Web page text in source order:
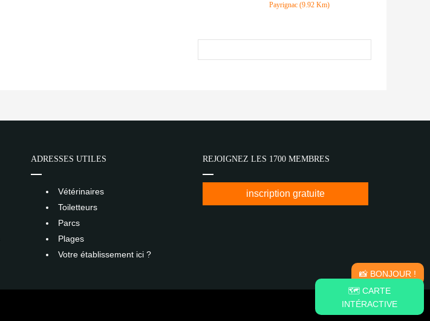
Payrignac (9.92 Km)
📸 BONJOUR !
🗺️ CARTE
INTÉRACTIVE
ADRESSES UTILES
Vétérinaires
Toiletteurs
Parcs
Plages
Votre établissement ici ?
REJOIGNEZ LES 1700 MEMBRES
inscription gratuite